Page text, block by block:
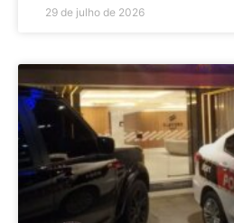
29 de julho de 2026